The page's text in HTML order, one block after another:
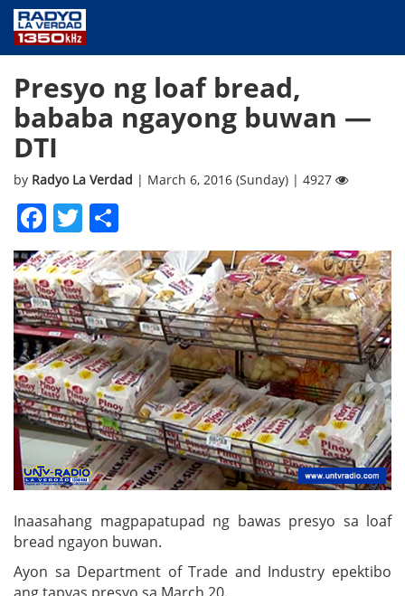
PUBLIC SERVICE
ANNOUNCEMENTS
PROGRAMS
ABOUT
Presyo ng loaf bread,
bababa ngayong buwan —
DTI
by Radyo La Verdad | March 6, 2016 (Sunday) | 4927
Facebook
Twitter
Inaasahang magpapatupad ng bawas presyo sa loaf
bread ngayon buwan.
Ayon sa Department of Trade and Industry epektibo